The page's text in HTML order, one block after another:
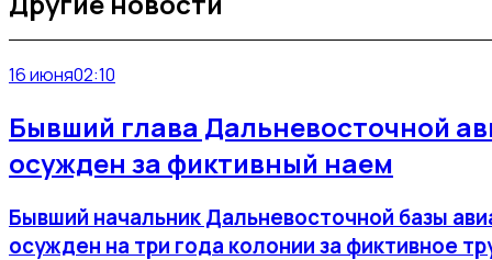
16 июня02:10
Бывший глава Дальневосточной
осужден за фиктивный наем
Бывший начальник Дальневосточной базы
осужден на три года колонии за фиктивное